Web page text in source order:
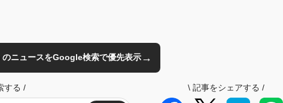
ニュースをGoogle検索で優先表示→
する / \ 記事をシェアする /